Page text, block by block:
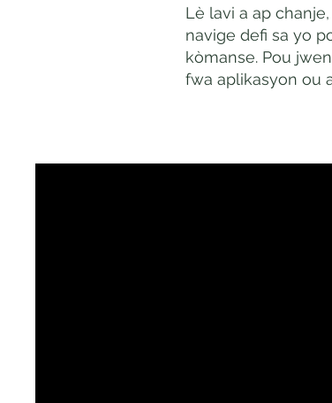
Lè lavi a ap
navige defi sa yo
kòmanse. Pou
fwa aplikasyon ou